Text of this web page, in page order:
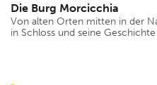
Die Burg Morcicchia
Von alten Orten mitten in der
in Schloss und seine Geschichte